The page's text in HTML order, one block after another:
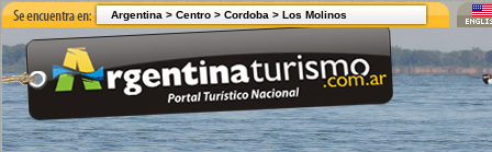
Argentina > Centro > Cordoba > Los Molinos